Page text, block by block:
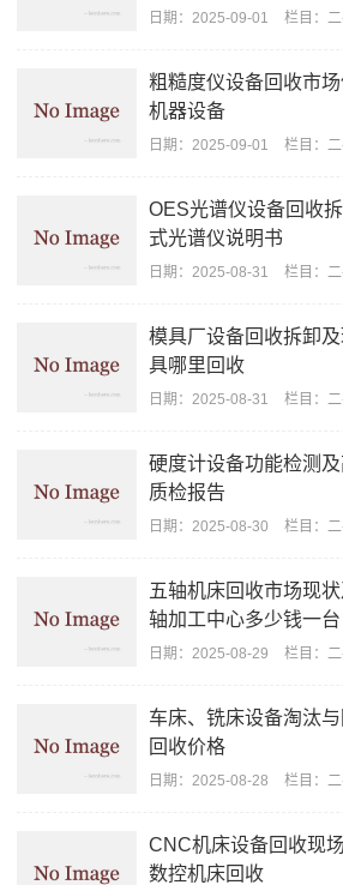
日期： 2025-09-01 栏目：
粗糙度仪设备回收市
机器设备
日期： 2025-09-01 栏目：
OES光谱仪设备回收
式光谱仪说明书
日期： 2025-08-31 栏目：
模具厂设备回收拆卸
具哪里回收
日期： 2025-08-31 栏目：
硬度计设备功能检测
质检报告
日期： 2025-08-30 栏目：
五轴机床回收市场现
轴加工中心多少钱一台
日期： 2025-08-29 栏目：
车床、铣床设备淘汰
回收价格
日期： 2025-08-28 栏目：
CNC机床设备回收现
数控机床回收